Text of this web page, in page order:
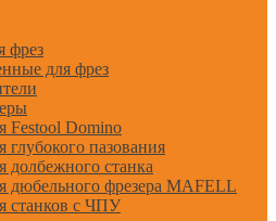
фрез
для фрез
Festool Domino
глубокого пазования
долбежного станка
дюбельного фрезера MAFELL
станков с ЧПУ